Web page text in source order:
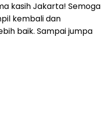
kasih Jakarta! Semoga
kembali dan
baik. Sampai jumpa